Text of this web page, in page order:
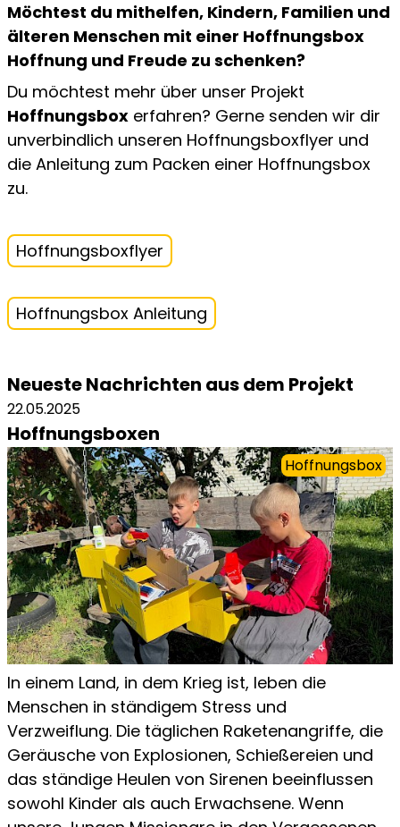
Möchtest du mithelfen, Kindern, Familien und
älteren Menschen mit einer Hoffnungsbox
Hoffnung und Freude zu schenken?
Du möchtest mehr über unser Projekt
Hoffnungsbox erfahren? Gerne senden wir dir
unverbindlich unseren Hoffnungsboxflyer und
die Anleitung zum Packen einer Hoffnungsbox
zu.
Hoffnungsboxflyer
Hoffnungsbox Anleitung
Neueste Nachrichten aus dem Projekt
22.05.2025
Hoffnungsboxen
Hoffnungsbox
In einem Land, in dem Krieg ist, leben die
Menschen in ständigem Stress und
Verzweiflung. Die täglichen Raketenangriffe, die
Geräusche von Explosionen, Schießereien und
das ständige Heulen von Sirenen beeinflussen
sowohl Kinder als auch Erwachsene. Wenn